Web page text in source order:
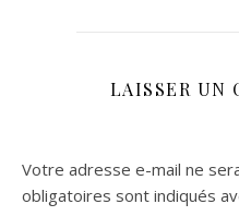
LAISSER UN
Votre adresse e-mail ne
obligatoires sont indiqués